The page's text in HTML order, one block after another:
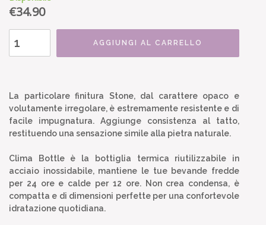
€34.90
AGGIUNGI AL CARRELLO
La particolare finitura Stone, dal carattere opaco e
volutamente irregolare, è estremamente resistente e di
facile impugnatura. Aggiunge consistenza al tatto,
restituendo una sensazione simile alla pietra naturale.
Clima Bottle è la bottiglia termica riutilizzabile in
acciaio inossidabile, mantiene le tue bevande fredde
per 24 ore e calde per 12 ore. Non crea condensa, è
compatta e di dimensioni perfette per una confortevole
idratazione quotidiana.